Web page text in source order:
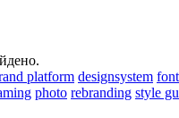
platform designsystem
photo rebranding style